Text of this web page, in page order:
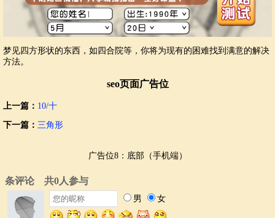
梦见四方形状的东西，如四合院等，你将为现有的困难找到满意的解决
方法。
seo页面广告位
上一篇： 10/十
下一篇： 三角形
广告位8：底部（手机端）